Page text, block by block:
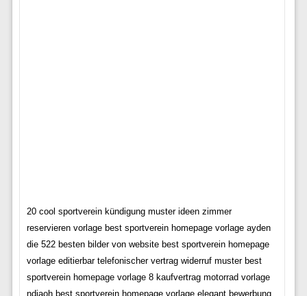
20 cool sportverein kündigung muster ideen zimmer
reservieren vorlage best sportverein homepage vorlage ayden
die 522 besten bilder von website best sportverein homepage
vorlage editierbar telefonischer vertrag widerruf muster best
sportverein homepage vorlage 8 kaufvertrag motorrad vorlage
ndjaoh best sportverein homepage vorlage elegant bewerbung